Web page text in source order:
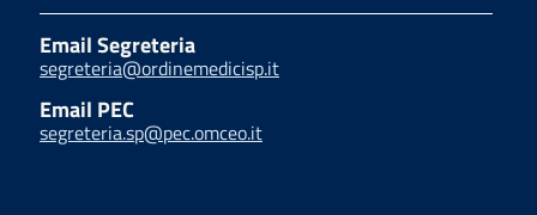
Email Segreteria
segreteria@ordinemedicisp.it
Email PEC
segreteria.sp@pec.omceo.it